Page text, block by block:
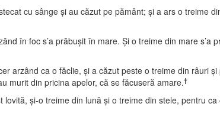
cu sânge şi au căzut pe pământ; şi a ars o treime
în foc s’a prăbuşit în mare. Şi o treime din mare s’a
arzând ca o făclie, şi a căzut peste o treime din râuri
murit din pricina apelor, că se făcuseră amare.†
şi-o treime din lună şi o treime din stele, pentru